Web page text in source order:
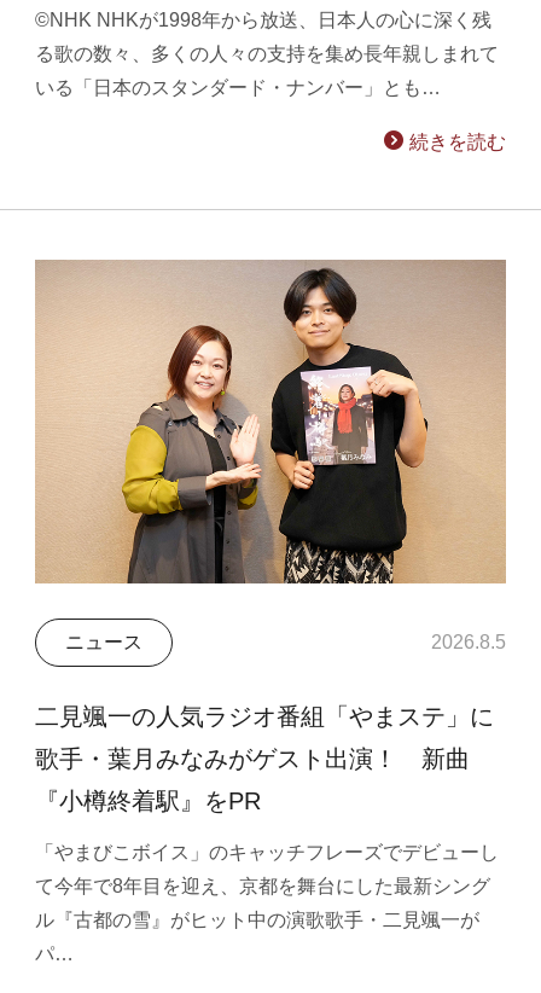
©NHK NHKが1998年から放送、日本人の心に深く残
る歌の数々、多くの人々の支持を集め長年親しまれて
いる「日本のスタンダード・ナンバー」とも…
続きを読む
ニュース 2026.8.5
二見颯一の人気ラジオ番組「やまステ」に
歌手・葉月みなみがゲスト出演！ 新曲
『小樽終着駅』をPR
「やまびこボイス」のキャッチフレーズでデビューし
て今年で8年目を迎え、京都を舞台にした最新シング
ル『古都の雪』がヒット中の演歌歌手・二見颯一が
パ…